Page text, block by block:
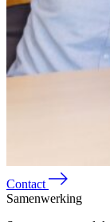
Contact
Samenwerking